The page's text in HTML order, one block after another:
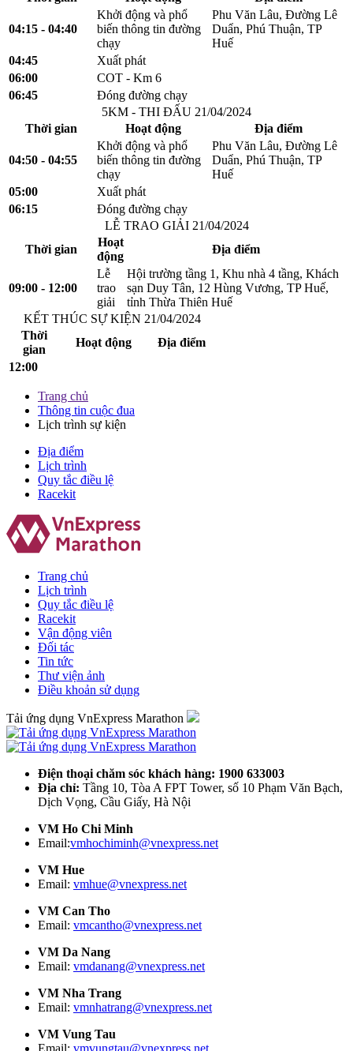
04:15 - 04:40
Khởi động và phổ
biến thông tin đường
chạy
Phu Văn Lâu, Đường Lê
Duẩn, Phú Thuận, TP
Huế
04:45
Xuất phát
06:00
COT - Km 6
06:45
Đóng đường chạy
5KM - THI ĐẤU 21/04/2024
Thời gian
Hoạt động Địa điểm
04:50 - 04:55
Khởi động và phổ
biến thông tin đường
chạy
Phu Văn Lâu, Đường Lê
Duẩn, Phú Thuận, TP
Huế
05:00
Xuất phát
06:15
Đóng đường chạy
LỄ TRAO GIẢI 21/04/2024
Thời gian
Hoạt
động
Địa điểm
09:00 - 12:00
Lễ
trao
giải
Hội trường tầng 1, Khu nhà 4 tầng, Khách
sạn Duy Tân, 12 Hùng Vương, TP Huế,
tỉnh Thừa Thiên Huế
KẾT THÚC SỰ KIỆN 21/04/2024
Thời
gian
Hoạt động
Địa điểm
12:00
Trang chủ
Thông tin cuộc đua
Lịch trình sự kiện
Địa điểm
Lịch trình
Quy tắc điều lệ
Racekit
Trang chủ
Lịch trình
Quy tắc điều lệ
Racekit
Vận động viên
Đối tác
Tin tức
Thư viện ảnh
Điều khoản sử dụng
Tải ứng dụng VnExpress Marathon
Điện thoại chăm sóc khách hàng: 1900 633003
Địa chỉ: Tầng 10, Tòa A FPT Tower, số 10 Phạm Văn Bạch,
Dịch Vọng, Cầu Giấy, Hà Nội
VM Ho Chi Minh
Email:vmhochiminh@vnexpress.net
VM Hue
Email: vmhue@vnexpress.net
VM Can Tho
Email: vmcantho@vnexpress.net
VM Da Nang
Email: vmdanang@vnexpress.net
VM Nha Trang
Email: vmnhatrang@vnexpress.net
VM Vung Tau
Email: vmvungtau@vnexpress.net